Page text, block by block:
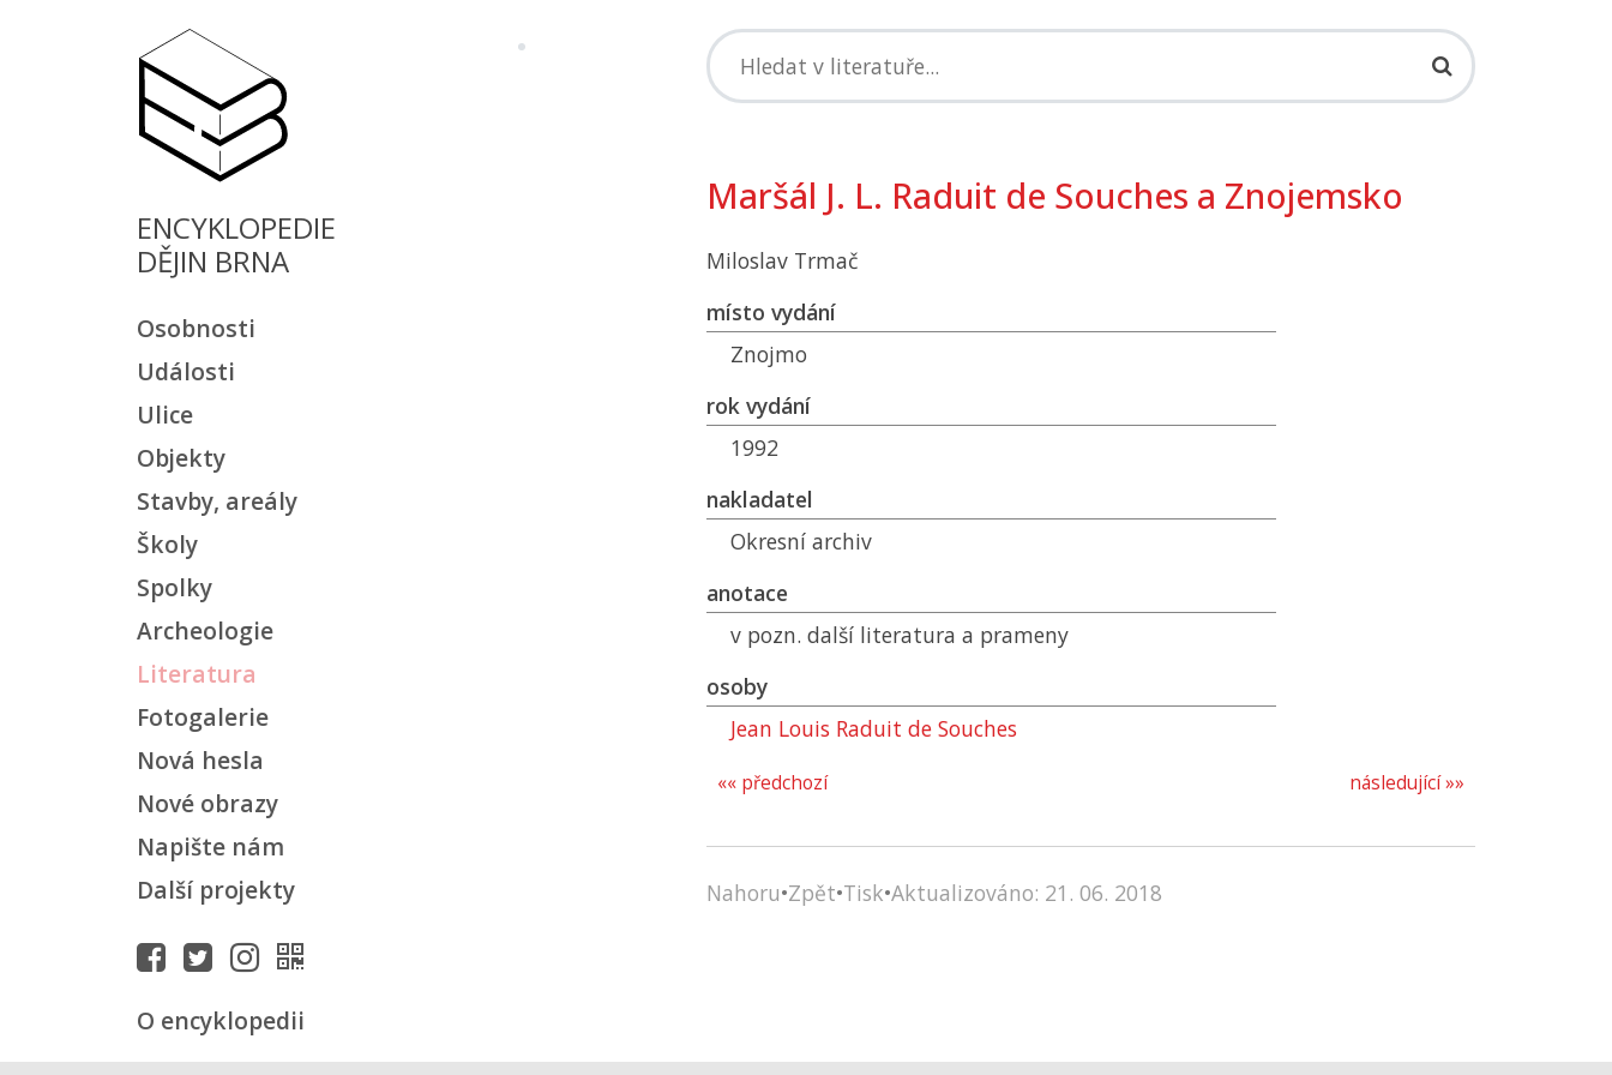
ENCYKLOPEDIE
DĚJIN BRNA
Osobnosti
Události
Ulice
Objekty
Stavby, areály
Školy
Spolky
Archeologie
Literatura
Fotogalerie
Nová hesla
Nové obrazy
Napište nám
Další projekty
O encyklopedii
Maršál J. L. Raduit de Souches a Znojemsko
Miloslav Trmač
místo vydání
Znojmo
rok vydání
1992
nakladatel
Okresní archiv
anotace
v pozn. další literatura a prameny
osoby
Jean Louis Raduit de Souches
následující »»
«« předchozí
Nahoru•Zpět•Tisk•Aktualizováno: 21. 06. 2018